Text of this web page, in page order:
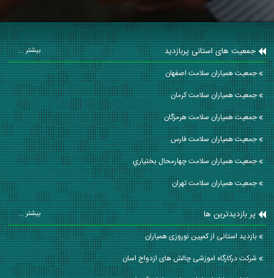
جمعیت های استانی پربازدید بیشتر ...
جمعیت همیاران سلامت اصفهان
جمعیت همیاران سلامت كرمان
جمعیت همیاران سلامت هرمزگان
جمعیت همیاران سلامت فارس
جمعیت همیاران سلامت چهارمحال بختياري
جمعیت همیاران سلامت تهران
پر بازدیدترین ها بیشتر ...
بازدید استانی از کمپین نوروزی همیاران
شرکت درکارگاه اموزشی چالش های ازدواج اسان